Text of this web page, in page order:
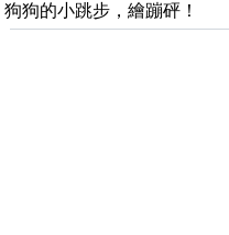
狗狗的小跳步，繪蹦砰！